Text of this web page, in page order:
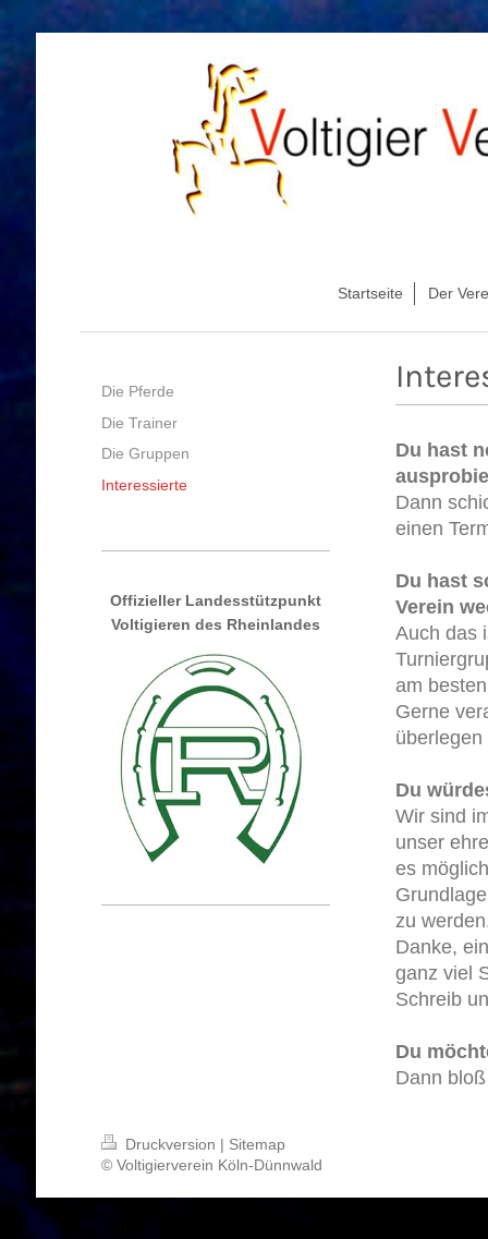
Startseite Der
Du hast
Dann
einen
Du hast
Verein
Auch das
am
Gerne
Du
Wir sind
unser
es
zu
Danke,
ganz viel
Schreib
Du
Dann
Die Pferde
Die Trainer
Die Gruppen
Interessierte
Offizieller Landesstützpunkt
Voltigieren des Rheinlandes
Druckversion | Sitemap
© Voltigierverein Köln-Dünnwald